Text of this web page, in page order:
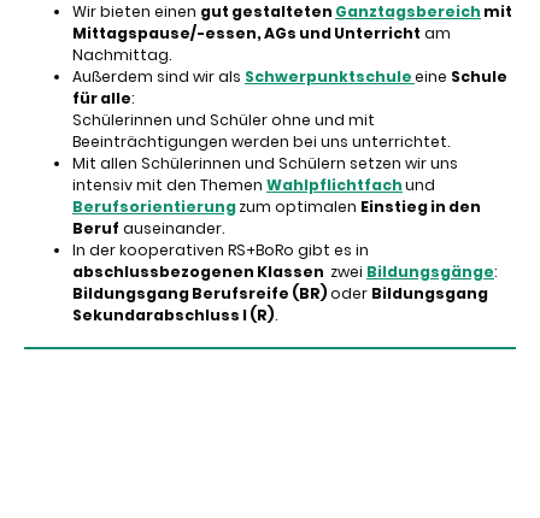
Wir bieten einen gut gestalteten Ganztagsbereich mit
Mittagspause/-essen, AGs und Unterricht am
Nachmittag.
Außerdem sind wir als Schwerpunktschuleeine Schule
für alle:
Schülerinnen und Schüler ohne und mit
Beeinträchtigungen werden bei uns unterrichtet.
Mit allen Schülerinnen und Schülern setzen wir uns
intensiv mit den Themen Wahlpflichtfachund
Berufsorientierungzum optimalen Einstieg in den
Beruf auseinander.
In der kooperativen RS+BoRo gibt es in
abschlussbezogenen Klassen zwei Bildungsgänge:
Bildungsgang Berufsreife (BR)oder Bildungsgang
Sekundarabschluss I (R).